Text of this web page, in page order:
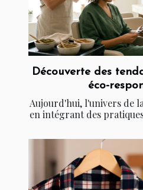
Découverte des
éco-
Aujourd'hui, l'univers de
en intégrant des